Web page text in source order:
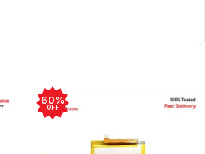
60%
OFF